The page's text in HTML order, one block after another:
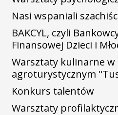
Nasi wspaniali
BAKCYL, czyli
Finansowej Dzieci i
Warsztaty kulinarne
agroturystycznym
Konkurs talentów
Warsztaty